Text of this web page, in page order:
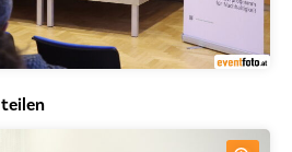
teilen